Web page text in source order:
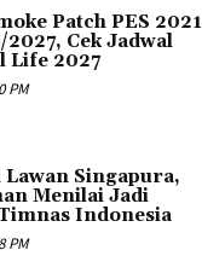
Patch PES 2021
Cek Jadwal
Life 2027
PM
Singapura,
Menilai Jadi
Indonesia
PM